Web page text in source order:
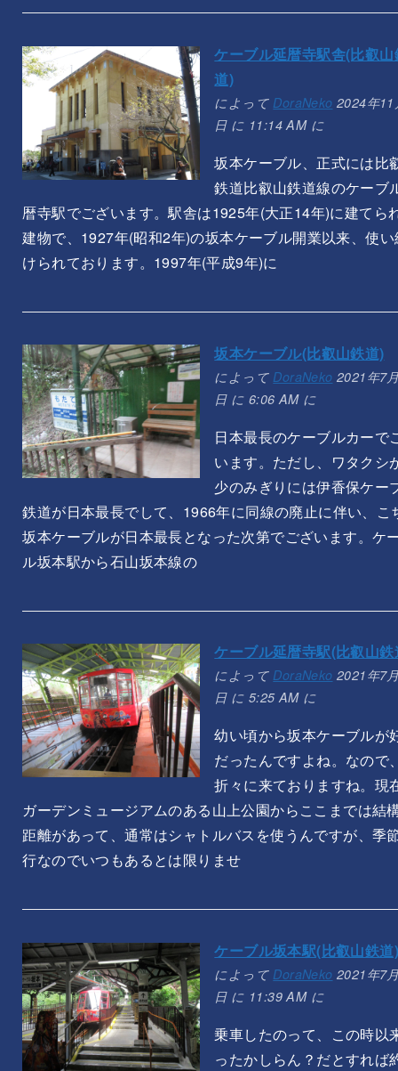
ケーブル延暦寺駅舎(比叡山
道)
によって DoraNeko 2024年11
日 に 11:14 AM に
坂本ケーブル、正式には比
鉄道比叡山鉄道線のケーブ
暦寺駅でございます。駅舎は1925年(大正14年)に建てら
建物で、1927年(昭和2年)の坂本ケーブル開業以来、使い
けられております。1997年(平成9年)に
坂本ケーブル(比叡山鉄道)
によって DoraNeko 2021年7
日 に 6:06 AM に
日本最長のケーブルカーで
います。ただし、ワタクシ
少のみぎりには伊香保ケー
鉄道が日本最長でして、1966年に同線の廃止に伴い、こ
坂本ケーブルが日本最長となった次第でございます。ケ
ル坂本駅から石山坂本線の
ケーブル延暦寺駅(比叡山鉄
によって DoraNeko 2021年7
日 に 5:25 AM に
幼い頃から坂本ケーブルが
だったんですよね。なので
折々に来ておりますね。現
ガーデンミュージアムのある山上公園からここまでは結
距離があって、通常はシャトルバスを使うんですが、季
行なのでいつもあるとは限りませ
ケーブル坂本駅(比叡山鉄道)
によって DoraNeko 2021年7
日 に 11:39 AM に
乗車したのって、この時以
ったかしらん？だとすれば